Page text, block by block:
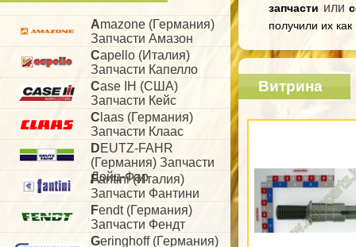
Amazone (Германия)
Запчасти Амазон
Capello (Италия)
Запчасти Капелло
Case IH (США)
Запчасти Кейс
C laas (Германия)
Запчасти Клаас
DEUTZ-FAHR
(Германия) Запчасти
Дойц-Фар
Fantini (Италия)
Запчасти Фантини
Fendt (Германия)
Запчасти Фендт
Geringhoff (Германия)
запчасти или
получили их
Витрина